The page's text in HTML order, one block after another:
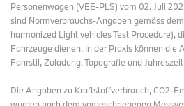
Personenwagen (VEE-PLS) vom 02. Juli
sind Normverbrauchs-Angaben gemäss
harmonized Light vehicles Test Procedure),
Fahrzeuge dienen. In der Praxis können die
Fahrstil, Zuladung, Topografie und
Die Angaben zu Kraftstoffverbrauch, CO2-